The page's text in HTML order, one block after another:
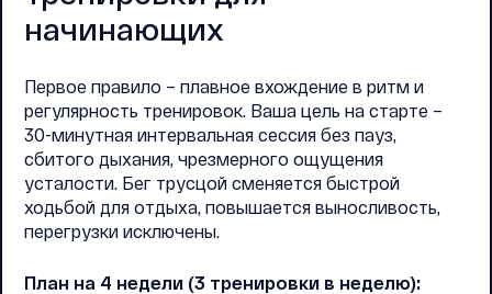
начинающих
Первое правило – плавное вхождение в ритм и
регулярность тренировок. Ваша цель на старте –
30-минутная интервальная сессия без пауз,
сбитого дыхания, чрезмерного ощущения
усталости. Бег трусцой сменяется быстрой
ходьбой для отдыха, повышается выносливость,
перегрузки исключены.
План на 4 недели (3 тренировки в неделю):